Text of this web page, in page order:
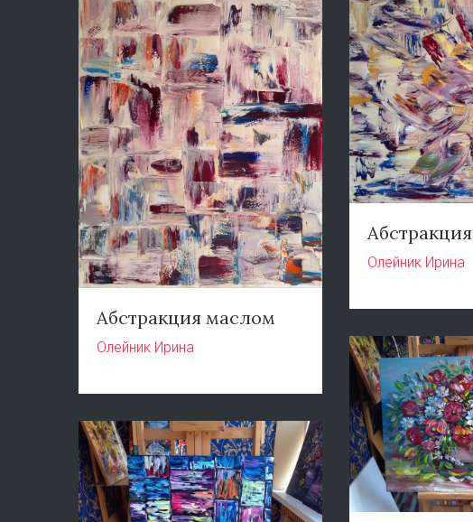
Абстракция маслом
Олейник Ирина
Абстракция
Олейник Ирина